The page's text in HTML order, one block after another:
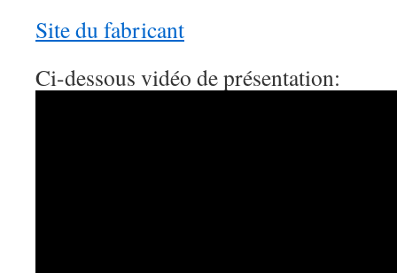
Site du fabricant
Ci-dessous vidéo de présentation: